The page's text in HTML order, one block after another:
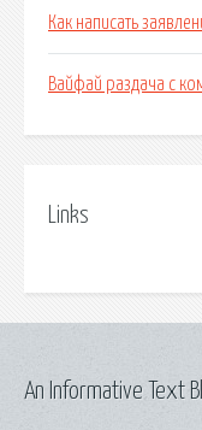
Как написать
Вайфай раздача с
Links
An Informative Text